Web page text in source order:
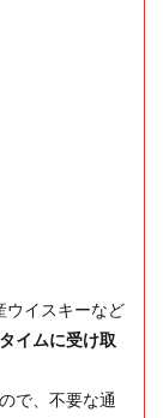
イスキーなど
イムに受け取
ので、不要な通